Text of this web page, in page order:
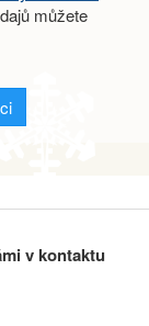
můžete
v kontaktu